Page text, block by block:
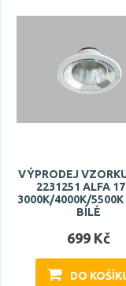
VÝPRODEJ
2231251 ALFA
3000K/4000K/5500K
BÍLÉ
699 Kč
DO